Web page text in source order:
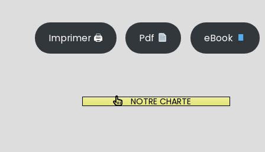
Imprimer 🖨 Pdf eBook
NOTRE CHARTE